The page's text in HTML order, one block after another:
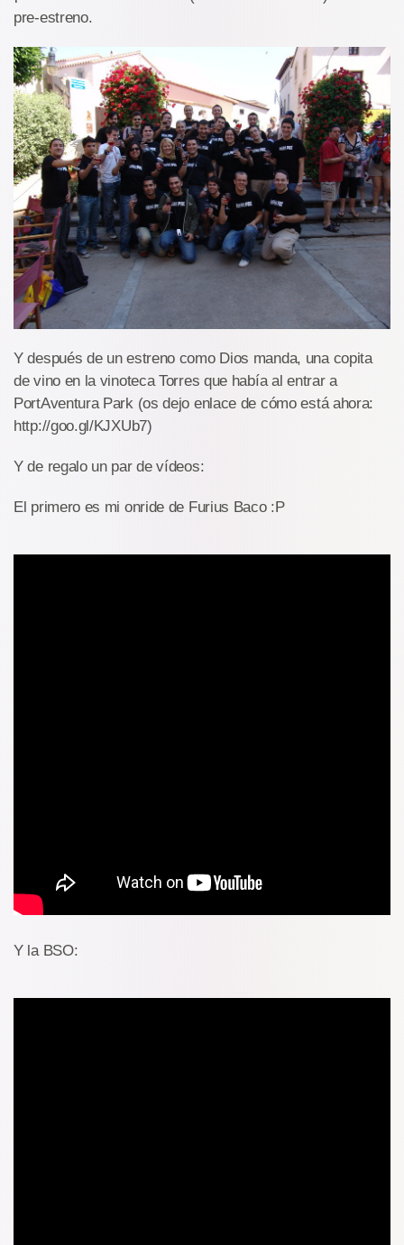
pre-estreno.
Y después de un estreno como Dios manda, una copita
de vino en la vinoteca Torres que había al entrar a
PortAventura Park (os dejo enlace de cómo está ahora:
http://goo.gl/KJXUb7)
Y de regalo un par de vídeos:
El primero es mi onride de Furius Baco :P
Y la BSO: